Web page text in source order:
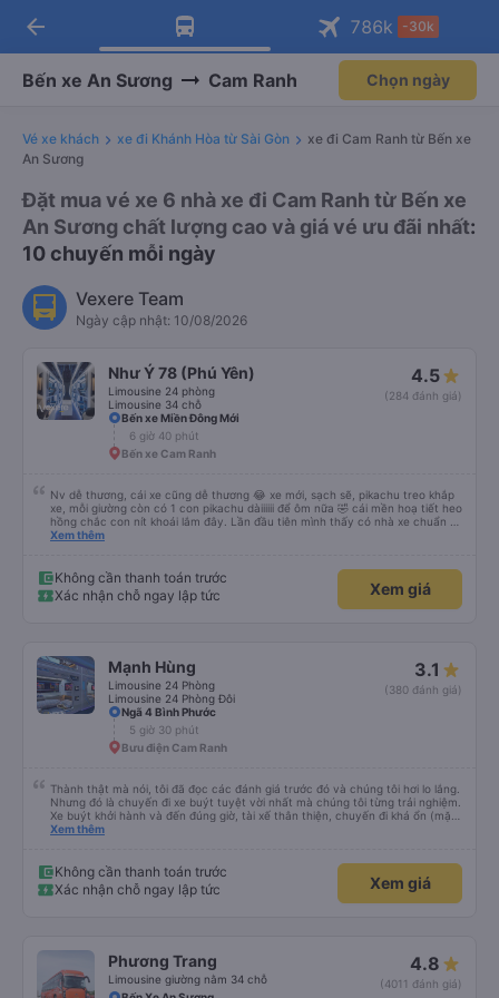
Tải app Vexere ngay!
Nhận ưu đãi thành viên độc
Mở app
Tải app Vexere
-30k/ghế khi đặt vé máy bay qua
Mở app
arrow_back 786k -30k
Bến xe An Sương Cam Ranh Chọn ngày
Vé xe khách xe đi Khánh Hòa từ Sài Gòn
xe đi Cam Ranh từ Bến xe
An Sương
Đặt mua vé xe 6 nhà xe đi Cam Ranh từ Bến xe
An Sương chất lượng cao và giá vé ưu đãi nhất:
10 chuyến mỗi ngày
Vexere Team
Ngày cập nhật: 10/08/2026
Như Ý 78 (Phú Yên)
Limousine 24 phòng
Limousine 34 chỗ
4.5
(284 đánh giá)
Bến xe Miền Đông Mới
6 giờ 40 phút
Bến xe Cam Ranh
Nv dễ thương, cái xe cũng dễ thương 😂 xe mới, sạch sẽ, pikachu treo khắp
xe, mỗi giường còn có 1 con pikachu dàiiiiii để ôm nữa 🤣 cái mền hoạ tiết heo
hồng chắc con nít khoái lắm đây. Lần đầu tiên mình thấy có nhà xe chuẩn bị
cả bàn chải đánh răng. Có 2 ông bà cụ lên xe còn được nv dẫn tới tận nơi để
Xem thêm
Không cần thanh toán trước
Xác nhận chỗ ngay lập tức
Xem giá
Mạnh Hùng
Limousine 24 Phòng
Limousine 24 Phòng Đôi
3.1
(380 đánh giá)
Ngã 4 Bình Phước
5 giờ 30 phút
Bưu điện Cam Ranh
Thành thật mà nói, tôi đã đọc các đánh giá trước đó và chúng tôi hơi lo lắng.
Nhưng đó là chuyến đi xe buýt tuyệt vời nhất mà chúng tôi từng trải nghiệm.
Xe buýt khởi hành và đến đúng giờ, tài xế thân thiện, chuyến đi khá ổn (mặc
dù vẫn hơi xóc, nhưng đó là đặc trưng của Việt Nam ^^), và chỗ ngồi thoải
Xem thêm
Không cần thanh toán trước
Xác nhận chỗ ngay lập tức
Xem giá
Phương Trang
Limousine giường nằm 34 chỗ
4.8
(4011 đánh giá)